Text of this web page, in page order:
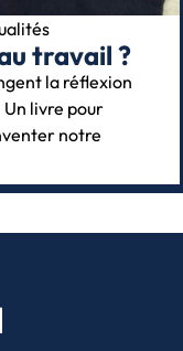
travail ?
la réflexion
Un livre pour
notre